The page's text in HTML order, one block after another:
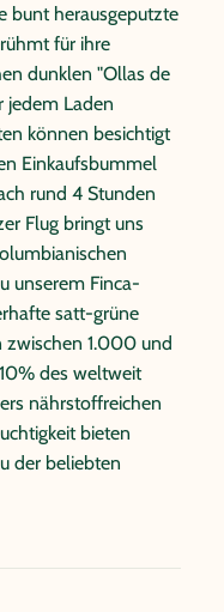
bunt herausgeputzte
für ihre
dunklen "Ollas de
jedem Laden
können besichtigt
Einkaufsbummel
rund 4 Stunden
Flug bringt uns
unserem Finca-
satt-grüne
zwischen 1.000 und
des weltweit
nährstoffreichen
bieten
der beliebten